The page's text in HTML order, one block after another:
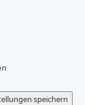
speichern